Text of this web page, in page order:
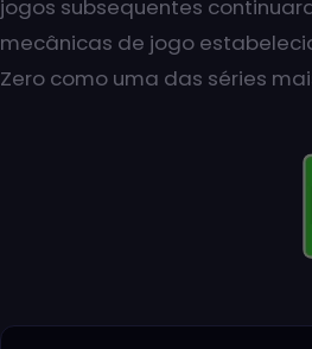
jogos subsequentes
mecânicas de jogo
Zero como uma das séries